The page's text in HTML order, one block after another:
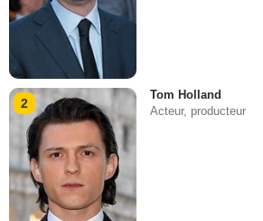
2
Tom Holland
Acteur, producteur